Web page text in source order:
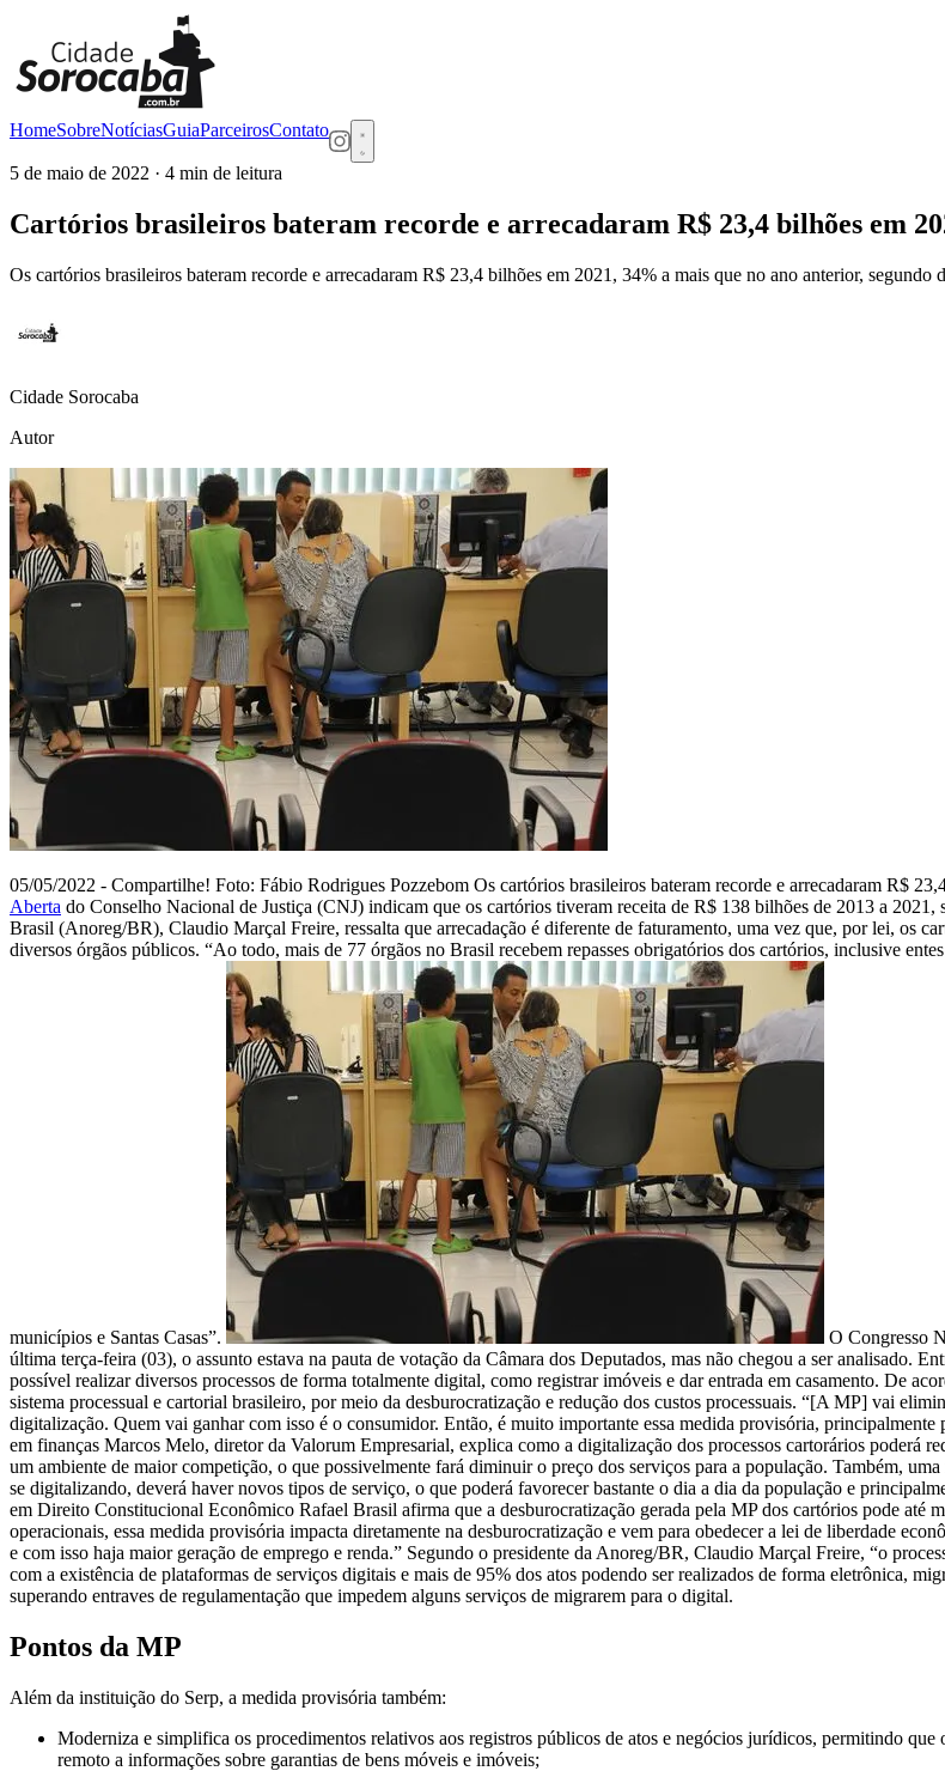
HomeSobreNotíciasGuiaParceirosContato
5 de maio de 2022 · 4 min de leitura
Cartórios brasileiros bateram recorde e arrecadaram R$ 23,4 bilhões em
Os cartórios brasileiros bateram recorde e arrecadaram R$ 23,4 bilhões em 2021, 34% a mais que no ano anterior, segundo
Cidade Sorocaba
Autor
05/05/2022 - Compartilhe! Foto: Fábio Rodrigues Pozzebom Os cartórios brasileiros bateram recorde e arrecadaram R$
Aberta do Conselho Nacional de Justiça (CNJ) indicam que os cartórios tiveram receita de R$ 138 bilhões de 2013 a
Brasil (Anoreg/BR), Claudio Marçal Freire, ressalta que arrecadação é diferente de faturamento, uma vez que, por lei, os
diversos órgãos públicos. “Ao todo, mais de 77 órgãos no Brasil recebem repasses obrigatórios dos cartórios, inclusive
municípios e Santas Casas”. O Congresso
última terça-feira (03), o assunto estava na pauta de votação da Câmara dos Deputados, mas não chegou a ser analisado.
possível realizar diversos processos de forma totalmente digital, como registrar imóveis e dar entrada em casamento. De
sistema processual e cartorial brasileiro, por meio da desburocratização e redução dos custos processuais. “[A MP] vai
digitalização. Quem vai ganhar com isso é o consumidor. Então, é muito importante essa medida provisória, principalmente
em finanças Marcos Melo, diretor da Valorum Empresarial, explica como a digitalização dos processos cartorários poderá
um ambiente de maior competição, o que possivelmente fará diminuir o preço dos serviços para a população. Também,
se digitalizando, deverá haver novos tipos de serviço, o que poderá favorecer bastante o dia a dia da população e
em Direito Constitucional Econômico Rafael Brasil afirma que a desburocratização gerada pela MP dos cartórios pode até
operacionais, essa medida provisória impacta diretamente na desburocratização e vem para obedecer a lei de liberdade
e com isso haja maior geração de emprego e renda.” Segundo o presidente da Anoreg/BR, Claudio Marçal Freire, “o
com a existência de plataformas de serviços digitais e mais de 95% dos atos podendo ser realizados de forma eletrônica,
superando entraves de regulamentação que impedem alguns serviços de migrarem para o digital.
Pontos da MP
Além da instituição do Serp, a medida provisória também:
Moderniza e simplifica os procedimentos relativos aos registros públicos de atos e negócios jurídicos, permitindo que
remoto a informações sobre garantias de bens móveis e imóveis;